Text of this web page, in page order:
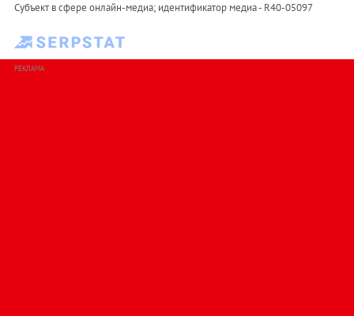
Субъект в сфере онлайн-медиа; идентификатор медиа - R40-05097
РЕКЛАМА